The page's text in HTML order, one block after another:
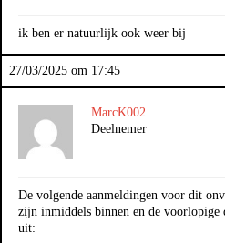
ik ben er natuurlijk ook weer bij
27/03/2025 om 17:45
MarcK002
Deelnemer
De volgende aanmeldingen voor dit
zijn inmiddels binnen en de voorlopige
uit: